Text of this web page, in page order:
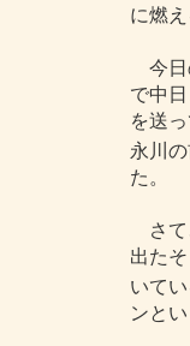
に燃
今日
で中
を送
永川
た。
さて
出た
いて
ンと